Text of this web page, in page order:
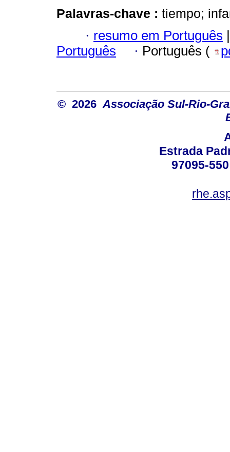
Palavras-chave : tiempo;
· resumo em Português |
Português
· Português (
© 2026 Associação Sul-Rio-
Estrada
97095-